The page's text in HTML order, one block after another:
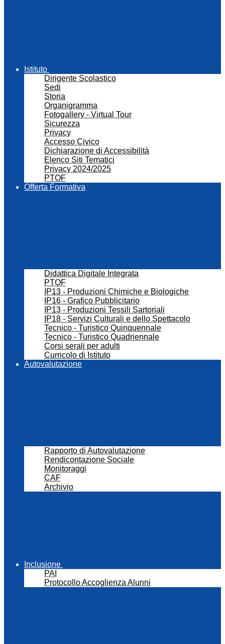
Istituto
Dirigente Scolastico
Sedi
Storia
Organigramma
Fotogallery - Virtual Tour
Sicurezza
Privacy
Accesso Civico
Dichiarazione di Accessibilità
Elenco Siti Tematici
Privacy 2024/2025
PTOF
Offerta Formativa
Didattica Digitale Integrata
PTOF
IP13 - Produzioni Chimiche e Biologiche
IP16 - Grafico Pubblicitario
IP13 - Produzioni Tessili Sartoriali
IP18 - Servizi Culturali e dello Spettacolo
Tecnico - Turistico Quinquennale
Tecnico - Turistico Quadriennale
Corsi serali per adulti
Curricolo di Istituto
Autovalutazione
Rapporto di Autovalutazione
Rendicontazione Sociale
Monitoraggi
CAF
Archivio
Inclusione
PAI
Protocollo Accoglienza Alunni